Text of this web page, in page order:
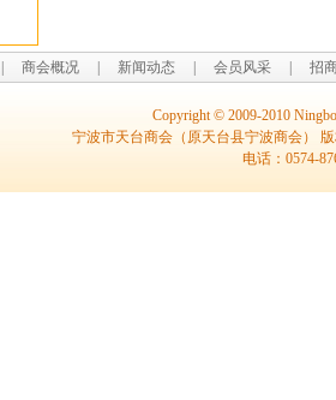
商会概况 新闻动态 会员风采 招
Copyright © 2009-2010
宁波市天台商会（原天台县宁波商会）
电话：0574-